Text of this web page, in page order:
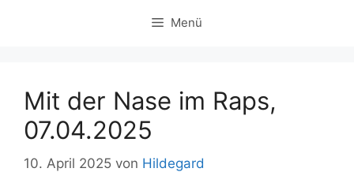
Menü
Mit der Nase im Raps,
07.04.2025
10. April 2025 von Hildegard